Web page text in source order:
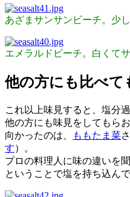
あざまサンサンビーチ。少
エメラルドビーチ。白くてサ
他の方にも比べて
これ以上味見すると、塩分
他の方にも味見をしてもらお
向かったのは、
ももたま菜
す）。
プロの料理人に味の違いを
ということで塩を持ち込ん